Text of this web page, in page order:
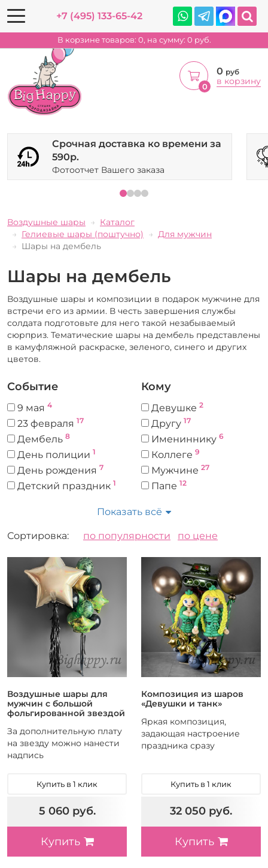
+7 (495) 133-65-42
В корзине товаров: 0, на сумму: 0 руб.
0
0 руб
в корзину
Срочная доставка ко времени за
590р.
Фотоотчет Вашего заказа
Воздушные шары
Каталог
Гелиевые шары (поштучно)
Для мужчин
Шары на дембель
Шары на дембель
Воздушные шары и композиции в подарок мужчине для
встречи его из армии. В честь завершения службы
солдата подготовьте для него такой незабываемый
сюрприз. Тематические шары на дембель представлены
в камуфляжной раскраске, зеленого, синего и других
цветов.
Событие
9 мая 4
23 февраля 17
Дембель 8
День полиции 1
День рождения 7
Детский праздник 1
Кому
Девушке 2
Другу 17
Имениннику 6
Коллеге 9
Мужчине 27
Папе 12
Ребенку
Шефу
Звезда 13
Круглый 22
Сердце 1
Фигура из шаров
Фигурный 9
Показать всё
Сортировка: по популярности по цене
Воздушные шары для
мужчин с большой
фольгированной звездой
За дополнительную плату
на звезду можно нанести
надпись
Купить в 1 клик
5 060 руб.
Купить
Композиция из шаров
«Девушки и танк»
Яркая композиция,
задающая настроение
праздника сразу
Купить в 1 клик
32 050 руб.
Купить